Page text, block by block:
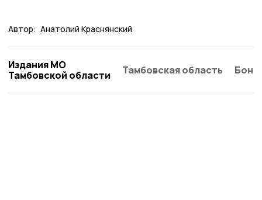
Автор: Анатолий Краснянский
Издания МО
Тамбовской области
Тамбовская область